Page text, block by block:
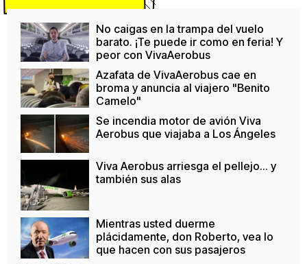
No caigas en la trampa del vuelo
barato. ¡Te puede ir como en feria! Y
peor con VivaAerobus
Azafata de VivaAerobus cae en
broma y anuncia al viajero "Benito
Camelo"
Se incendia motor de avión Viva
Aerobus que viajaba a Los Ángeles
Viva Aerobus arriesga el pellejo... y
también sus alas
Mientras usted duerme
plácidamente, don Roberto, vea lo
que hacen con sus pasajeros